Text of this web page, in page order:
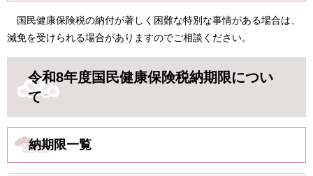
国民健康保険税の納付が著しく困難な特別な事情がある場合は、
減免を受けられる場合がありますのでご相談ください。
令和8年度国民健康保険税納期限につい
て
納期限一覧